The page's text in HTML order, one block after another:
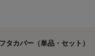
タカバー（単品・セット）